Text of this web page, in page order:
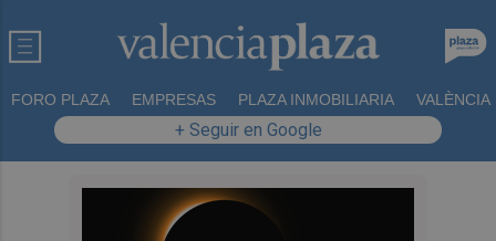
FORO PLAZA EMPRESAS PLAZA INMOBILIARIA VALÈNCIA
+ Seguir en Google